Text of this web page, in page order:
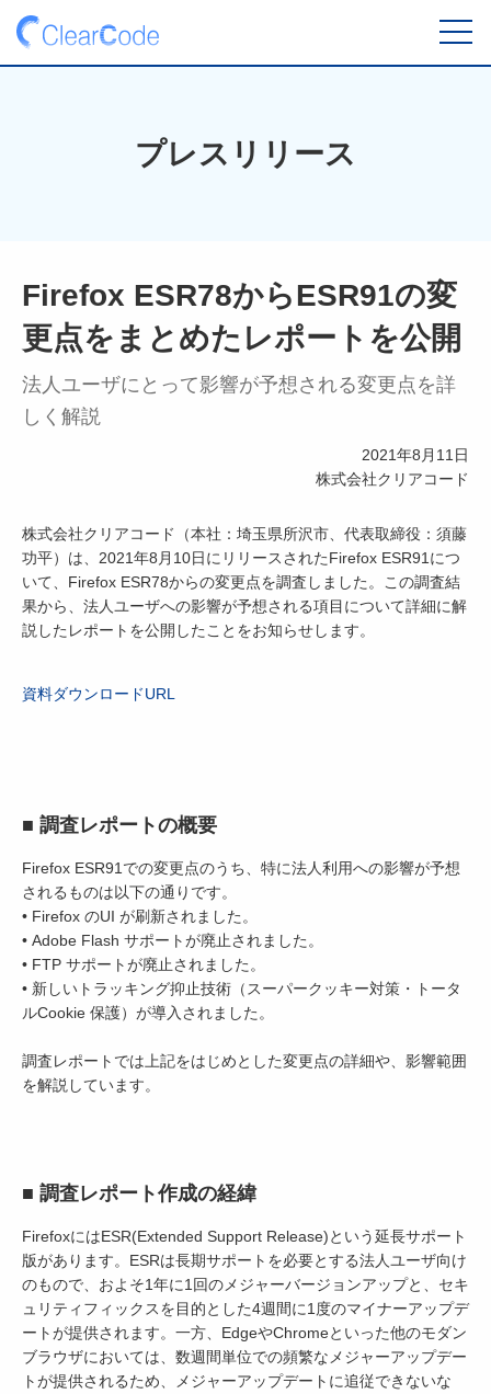
プレスリリース
Firefox ESR78からESR91の変
更点をまとめたレポートを公開
法人ユーザにとって影響が予想される変更点を詳
しく解説
2021年8月11日
株式会社クリアコード
株式会社クリアコード（本社：埼玉県所沢市、代表取締役：須藤
功平）は、2021年8月10日にリリースされたFirefox ESR91につ
いて、Firefox ESR78からの変更点を調査しました。この調査結
果から、法人ユーザへの影響が予想される項目について詳細に解
説したレポートを公開したことをお知らせします。
資料ダウンロードURL
■ 調査レポートの概要
Firefox ESR91での変更点のうち、特に法人利用への影響が予想
されるものは以下の通りです。
• Firefox のUI が刷新されました。
• Adobe Flash サポートが廃止されました。
• FTP サポートが廃止されました。
• 新しいトラッキング抑止技術（スーパークッキー対策・トータ
ルCookie 保護）が導入されました。
調査レポートでは上記をはじめとした変更点の詳細や、影響範囲
を解説しています。
■ 調査レポート作成の経緯
FirefoxにはESR(Extended Support Release)という延長サポート
版があります。ESRは長期サポートを必要とする法人ユーザ向け
のもので、およそ1年に1回のメジャーバージョンアップと、セキ
ュリティフィックスを目的とした4週間に1度のマイナーアップデ
ートが提供されます。一方、EdgeやChromeといった他のモダン
ブラウザにおいては、数週間単位での頻繁なメジャーアップデー
トが提供されるため、メジャーアップデートに追従できないな